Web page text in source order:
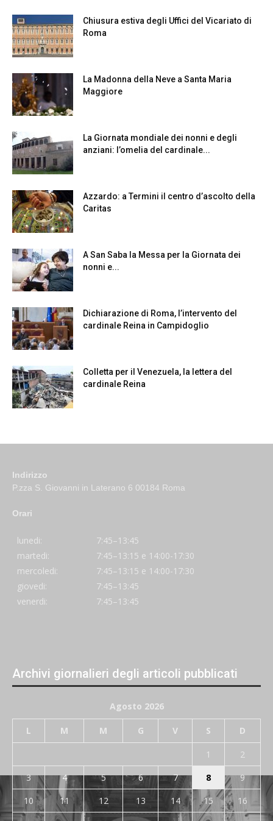
Chiusura estiva degli Uffici del Vicariato di
Roma
La Madonna della Neve a Santa Maria
Maggiore
La Giornata mondiale dei nonni e degli
anziani: l’omelia del cardinale...
Azzardo: a Termini il centro d’ascolto della
Caritas
A San Saba la Messa per la Giornata dei
nonni e...
Dichiarazione di Roma, l’intervento del
cardinale Reina in Campidoglio
Colletta per il Venezuela, la lettera del
cardinale Reina
Indirizzo
P.zza S. Giovanni in Laterano 6 00184 Roma
Orari
lunedi:
7:45–13:45
martedi:
7:45–13:15 e 14:00-17:30
mercoledi:
7:45–13:15 e 14:00-17:30
giovedi:
7:45–13:45
venerdi:
7:45–13:45
Archivi giornalieri degli articoli pubblicati
Agosto 2026
L M M G V S D
1
2
3
4 5 6 7 8
9
10
11 12 13 14 15
16